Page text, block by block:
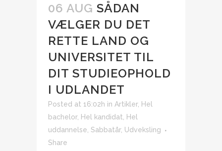
06 AUG SÅDAN
VÆLGER DU DET
RETTE LAND OG
UNIVERSITET TIL
DIT STUDIEOPHOLD
I UDLANDET
Posted at 16:02h in Artikler, Hel
bachelor, Hel kandidat
Hel
uddannelse Sabbatår, Udveksling
Share